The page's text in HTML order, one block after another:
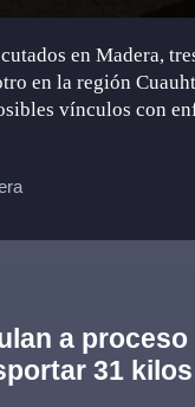
en Madera,
en la región
vínculos con
a proceso
31